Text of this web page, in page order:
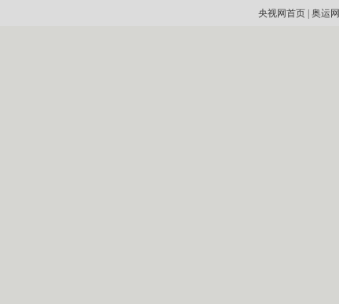
央视网首页| 奥运网